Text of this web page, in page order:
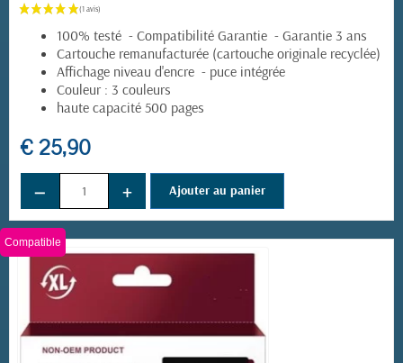
(2 avis)
100% testé - Compatibilité Garantie - Garantie 3 ans
Cartouche remanufacturée (cartouche originale recyclée)
Affichage niveau d'encre - puce intégrée
Couleur : 3 couleurs
haute capacité 500 pages
€ 25,90
− + Ajouter au panier
Compatible